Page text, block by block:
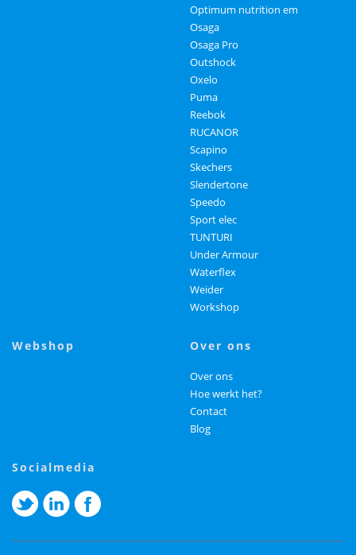
Optimum nutrition em
Osaga
Osaga Pro
Outshock
Oxelo
Puma
Reebok
RUCANOR
Scapino
Skechers
Slendertone
Speedo
Sport elec
TUNTURI
Under Armour
Waterflex
Weider
Workshop
webshop over ons
Over ons
Hoe werkt het?
Contact
Blog
socialmedia